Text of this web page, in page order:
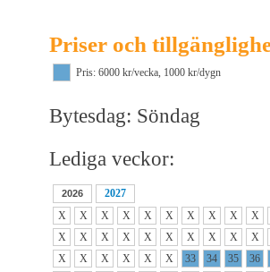
Priser och
Pris: 6000 kr/vecka, 1000 kr/dygn
Bytesdag: Söndag
Lediga veckor:
2026
2027
X
X X X X X X X X X
X
X X X X X X X X X
X
X X X X X 33 34 35 36